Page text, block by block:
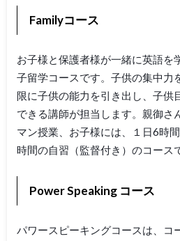
Familyコース
お子様と保護者様が一緒に英語を
子留学コースです。子供の集中力
限に子供の能力を引き出し、子供
できる講師が担当します。親御さ
マン授業、お子様には、１日6時
時間の自習（監督付き）のコース
Power Speaking コース
パワースピーキングコースは、コ